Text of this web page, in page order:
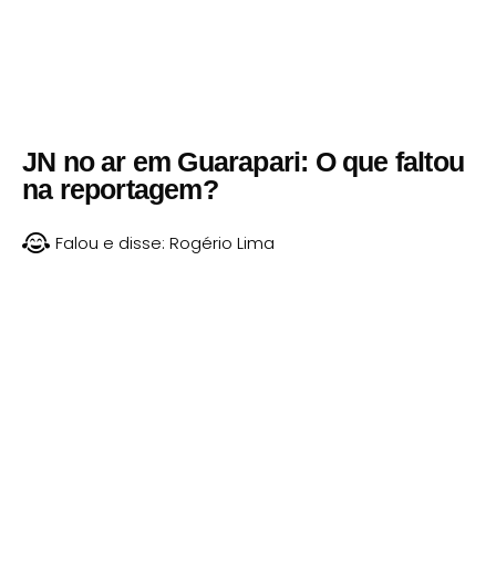
JN no ar em Guarapari: O que faltou
na reportagem?
Falou e disse: Rogério Lima